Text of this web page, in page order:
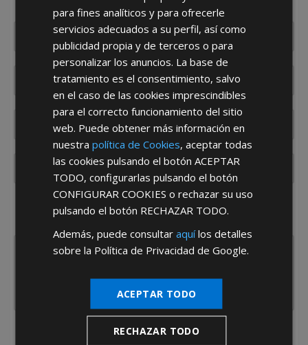
¿De dónde es la empresa?
He leído y acepto laPolítica de Privacidad
para fines analíticos y para ofrecerle
servicios adecuados a su perfil, así como
publicidad propia y de terceros o para
personalizar los anuncios. La base de
tratamiento es el consentimiento, salvo
en el caso de las cookies imprescindibles
para el correcto funcionamiento del sitio
web. Puede obtener más información en
nuestrapolítica de Cookies, aceptar todas
las cookies pulsando el botónACEPTAR
TODO, configurarlas pulsando el botón
CONFIGURAR COOKIES o rechazar su uso
pulsando el botón RECHAZAR TODO.
Además, puede consultaraquílos detalles
sobre la Política de Privacidad de Google.
ACEPTAR TODO
RECHAZAR TODO